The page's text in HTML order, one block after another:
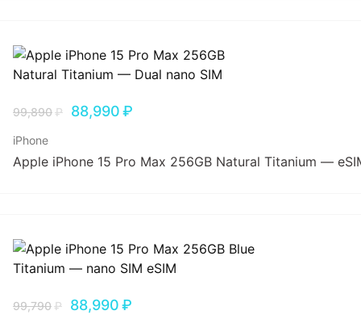
99,890₽ 88,990₽
iPhone
Apple iPhone 15 Pro Max 256GB Natural Titanium —
99,790₽ 88,990₽